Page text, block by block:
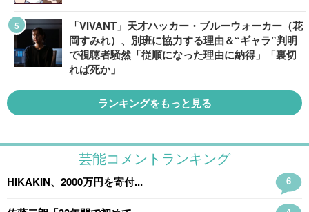
「VIVANT」天才ハッカー・ブルーウォーカー（花
岡すみれ）、別班に協力する理由＆“ギャラ”判明
で視聴者騒然「従順になった理由に納得」「裏切
れば死か」
ランキングをもっと見る